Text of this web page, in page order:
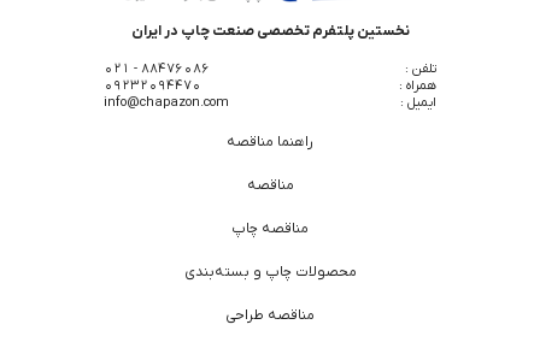
نخستین پلتفرم تخصصی صنعت چاپ در ایران
تلفن :
88476086 - 021
همراه :
09232094470
ایمیل :
info@chapazon.com
راهنما مناقصه
مناقصه
مناقصه چاپ
محصولات چاپ و بسته‌بندی
مناقصه طراحی